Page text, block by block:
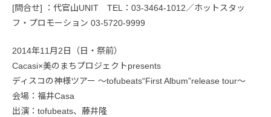
[問合せ] ：代官山UNIT TEL：03-3464-1012／ホットスタッ
フ・プロモーション 03-5720-9999
2014年11月2日（日・祭前）
Cacasi×美のまちプロジェクトpresents
ディスコの神様ツアー ～tofubeats“First Album”release tour～
会場：福井Casa
出演：tofubeats、藤井隆